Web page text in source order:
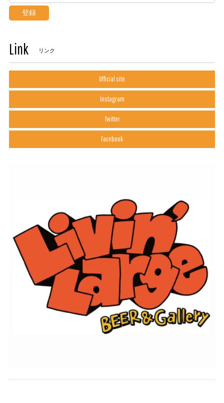
登録
Link リンク
Official site
Instagram
Twitter
Facebook